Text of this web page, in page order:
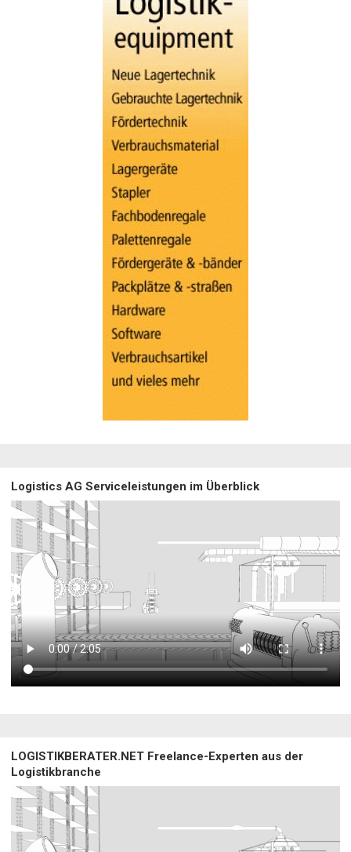
Logistics AG Serviceleistungen im Überblick
LOGISTIKBERATER.NET Freelance-Experten aus der
Logistikbranche